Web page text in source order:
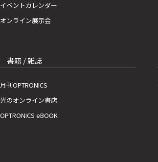
イベントカレンダー
オンライン展示会
書籍 / 雑誌
月刊OPTRONICS
光のオンライン書店
OPTRONICS eBOOK